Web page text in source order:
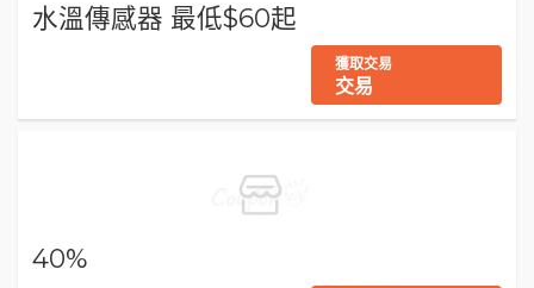
水溫傳感器 最低$60起
獲取交易
交易
40%